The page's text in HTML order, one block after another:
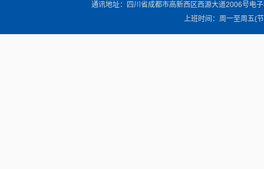
通讯地址：四川省成都市高新西区西源大道2006号电
上班时间：周一至周五(